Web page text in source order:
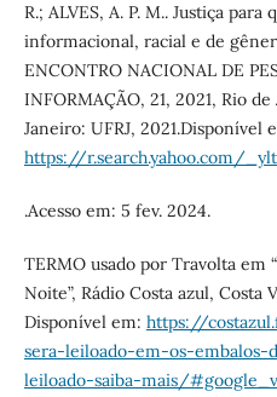
R.; ALVES, A. P. M.. Justiça para
informacional, racial e de
ENCONTRO NACIONAL DE
INFORMAÇÃO, 21, 2021, Rio
Janeiro: UFRJ, 2021.Disponível
https://r.search.yahoo.com/
.Acesso em: 5 fev. 2024.
TERMO usado por Travolta em
Noite”, Rádio Costa azul, Costa
Disponível em: https://
sera-leiloado-em-os-embalos-
leiloado-saiba-mais/